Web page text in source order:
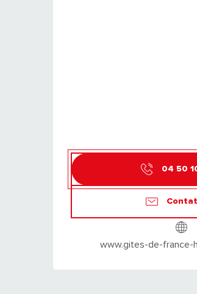
04 50
www.gites-de-france-